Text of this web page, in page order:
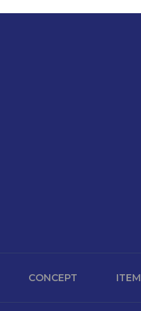
CONCEPT ITEM